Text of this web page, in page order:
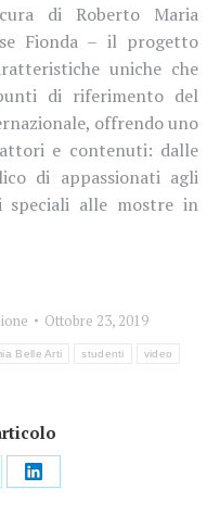
di Roberto Maria
Fionda – il progetto
uniche che
di riferimento del
offrendo uno
e contenuti: dalle
di appassionati agli
alle mostre in
Ottobre 23, 2019
Belle Arti studenti video
Condividi